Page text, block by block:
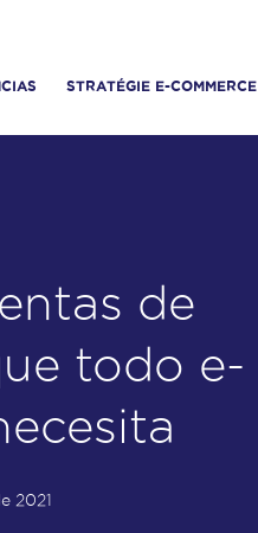
STRATÉGIE E-COMMERCE
de
todo e-
2021